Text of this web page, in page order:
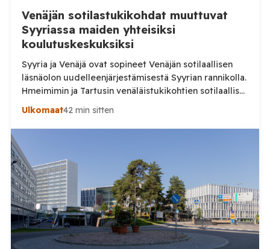
Venäjän sotilastukikohdat muuttuvat
Syyriassa maiden yhteisiksi
koulutuskeskuksiksi
Syyria ja Venäjä ovat sopineet Venäjän sotilaallisen
läsnäolon uudelleenjärjestämisestä Syyrian rannikolla.
Hmeimimin ja Tartusin venäläistukikohtien sotilaalliset
osat on määrä muuttaa maiden yhteisiksi koulutus- ja
käytössä olleesta infrastruktuurista siirtyy Syyrian
ilmoitti sunnuntaina 9. elokuuta, että Damaskos ja
Moskova ovat päässeet yhteisymmärrykseen Venäjän
Syyriassa sijaitsevien tukikohtien tulevaisuudesta.
Syyrian […]
Ulkomaat42 min sitten